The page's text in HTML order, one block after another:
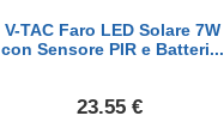
V-TAC Faro LED Solare 7W
con Sensore PIR e Batteri...
23.55 €